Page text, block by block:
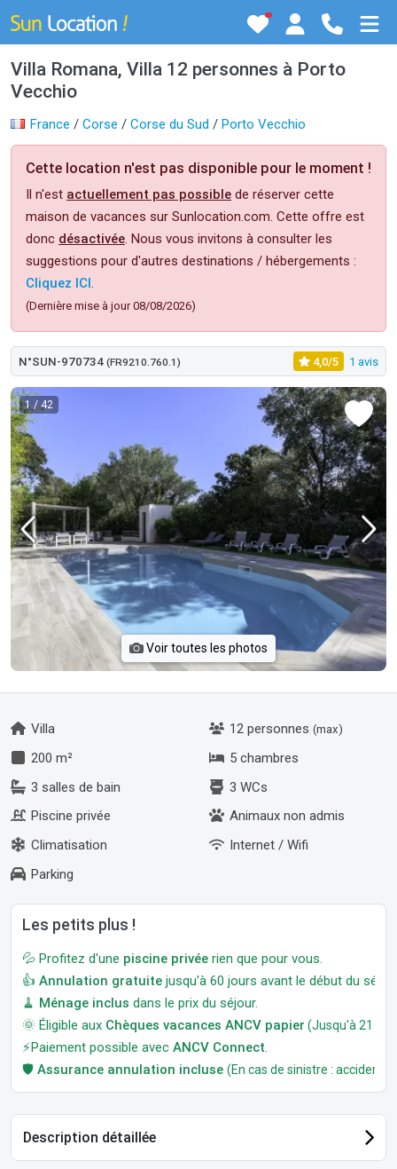
Villa Romana, Villa 12 personnes à Porto
Vecchio
France / Corse / Corse du Sud / Porto Vecchio
Cette location n'est pas disponible pour le moment !
Il n'est actuellement pas possible de réserver cette
maison de vacances sur Sunlocation.com. Cette offre est
donc désactivée. Nous vous invitons à consulter les
suggestions pour d'autres destinations / hébergements :
Cliquez ICI.
(Dernière mise à jour 08/08/2026)
N°SUN-970734 (FR9210.760.1) 4,0/5 1 avis
1/ 42
Voir toutes les photos
Villa 12 personnes (max)
200 m²
5 chambres
3 salles de bain
3 WCs
Piscine privée
Animaux non admis
Climatisation
Internet / Wifi
Parking
Les petits plus !
💦 Profitez d'une piscine privée rien que pour vous.
👍 Annulation gratuite jusqu'à 60 jours avant le début du
🧹 Ménage inclus dans le prix du séjour.
🌞 Éligible aux Chèques vacances ANCV papier (Jusqu'à 21
⚡Paiement possible avec ANCV Connect
🛡️ Assurance annulation incluse (En cas de sinistre : accident,
Description détaillée